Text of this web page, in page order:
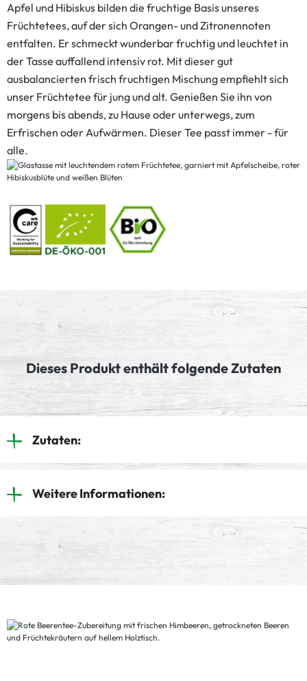
Apfel und Hibiskus bilden die fruchtige Basis unseres
Früchtetees, auf der sich Orangen- und Zitronennoten
entfalten. Er schmeckt wunderbar fruchtig und leuchtet in
der Tasse auffallend intensiv rot. Mit dieser gut
ausbalancierten frisch fruchtigen Mischung empfiehlt sich
unser Früchtetee für jung und alt. Genießen Sie ihn von
morgens bis abends, zu Hause oder unterwegs, zum
Erfrischen oder Aufwärmen. Dieser Tee passt immer - für
alle.
Dieses Produkt enthält folgende Zutaten
Zutaten:
Weitere Informationen: